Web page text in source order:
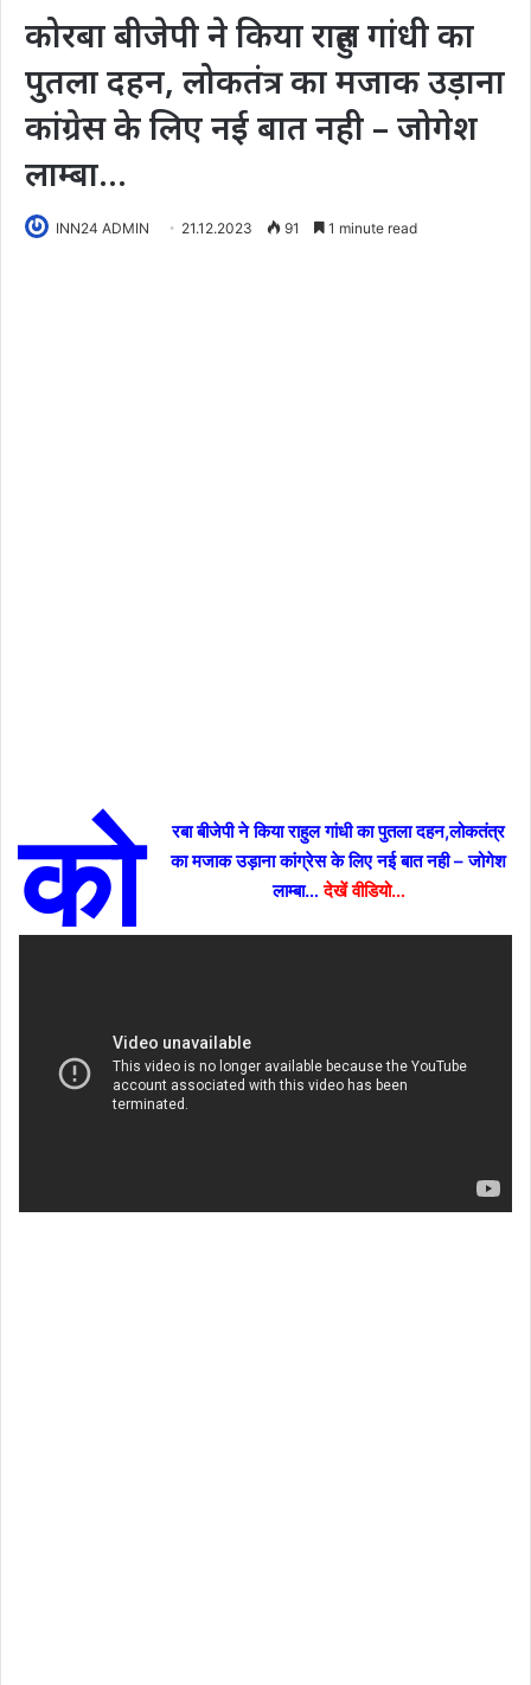
कोरबा बीजेपी ने किया राहुल गांधी का
पुतला दहन, लोकतंत्र का मजाक उड़ाना
कांग्रेस के लिए नई बात नही – जोगेश
लाम्बा…
INN24 ADMIN 21.12.2023 91 1 minute read
को
रबा बीजेपी ने किया राहुल गांधी का पुतला दहन,लोकतंत्र
का मजाक उड़ाना कांग्रेस के लिए नई बात नही – जोगेश
लाम्बा…देखें वीडियो…